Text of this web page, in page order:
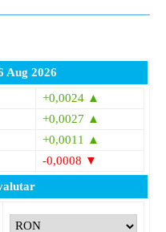
Aug 2026
+0,0024 ▲
+0,0027 ▲
+0,0011 ▲
-0,0008 ▼